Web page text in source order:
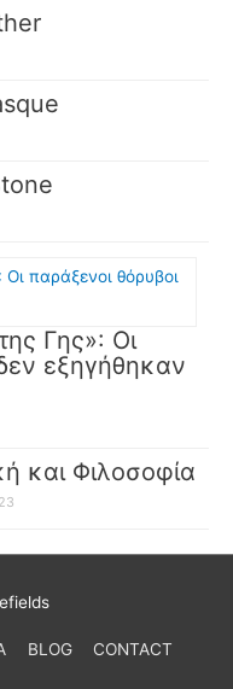
Γης»: Οι
εξηγήθηκαν
και Φιλοσοφία
BLOG CONTACT